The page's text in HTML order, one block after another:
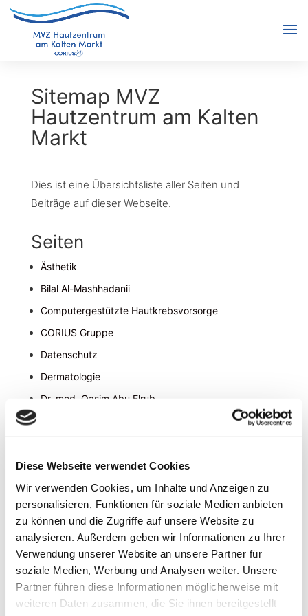
Diese Webseite verwendet Cookies
Wir verwenden Cookies, um Inhalte und Anzeigen zu
personalisieren, Funktionen für soziale Medien anbieten
zu können und die Zugriffe auf unsere Website zu
analysieren. Außerdem geben wir Informationen zu Ihrer
Verwendung unserer Website an unsere Partner für
soziale Medien, Werbung und Analysen weiter. Unsere
Partner führen diese Informationen möglicherweise mit
weiteren Daten zusammen, die Sie ihnen bereitgestellt
Sitemap MVZ
Hautzentrum am Kalten
Markt
Dies ist eine Übersichtsliste aller Seiten und
Beiträge auf dieser Webseite.
Seiten
Ästhetik
Bilal Al-Mashhadanii
Computergestützte Hautkrebsvorsorge
CORIUS Gruppe
Datenschutz
Dermatologie
Dr. med. Qasim Abu Elrub
Faltenbehandlung mit Botulinumtoxin (Botox)
Impressum
Karriere
Laserbehandlung
Master of Health Business Administration für Dr.
Qasim Abu Elrub